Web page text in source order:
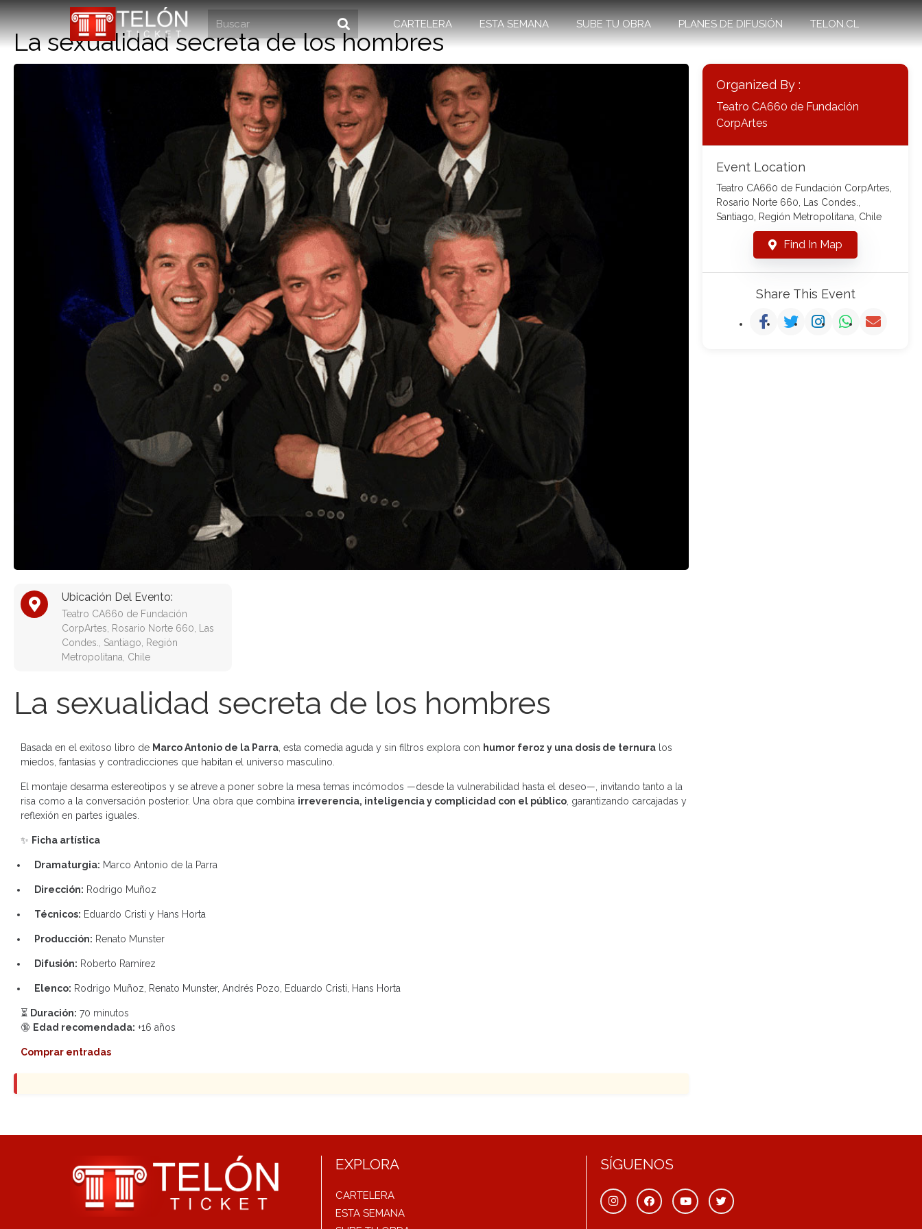
CARTELERA ESTA SEMANA SUBE TU OBRA PLANES DE DIFUSIÓN TELON.CL
La sexualidad secreta de los hombres
Ubicación Del Evento:
Teatro CA660 de Fundación
CorpArtes, Rosario Norte 660, Las
Condes., Santiago, Región
Metropolitana, Chile
La sexualidad secreta de los hombres
Basada en el exitoso libro de Marco Antonio de la Parra , esta comedia aguda y sin filtros explora con humor feroz y una dosis de ternura los
miedos, fantasías y contradicciones que habitan el universo masculino.
El montaje desarma estereotipos y se atreve a poner sobre la mesa temas incómodos —desde la vulnerabilidad hasta el deseo—, invitando tanto a la
risa como a la conversación posterior. Una obra que combina irreverencia, inteligencia y complicidad con el público , garantizando carcajadas y
reflexión en partes iguales.
✨ Ficha artística
Dramaturgia: Marco Antonio de la Parra
Dirección: Rodrigo Muñoz
Técnicos: Eduardo Cristi y Hans Horta
Producción: Renato Munster
Difusión: Roberto Ramírez
Elenco: Rodrigo Muñoz, Renato Munster, Andrés Pozo, Eduardo Cristi, Hans Horta
⏳ Duración: 70 minutos
🔞 Edad recomendada: +16 años
Comprar entradas
Organized By :
Teatro CA660 de Fundación
CorpArtes
Event Location
Teatro CA660 de Fundación CorpArtes,
Rosario Norte 660, Las Condes.,
Santiago, Región Metropolitana, Chile
Find In Map
Share This Event
EXPLORA
CARTELERA
ESTA SEMANA
SÍGUENOS